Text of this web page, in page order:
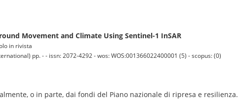
Movement and Climate Using Sentinel-1 InSAR
in rivista
pp. - - issn: 2072-4292 - wos: WOS:001366022400001 (5) - scopus: (0)
o in parte, dai fondi del Piano nazionale di ripresa e resilienza.